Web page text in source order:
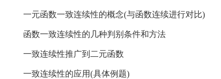
一元函数一致连续性的概念(与函数连续进行对比)
函数一致连续性的几种判别条件和方法
一致连续性推广到二元函数
一致连续性的应用(具体例题)